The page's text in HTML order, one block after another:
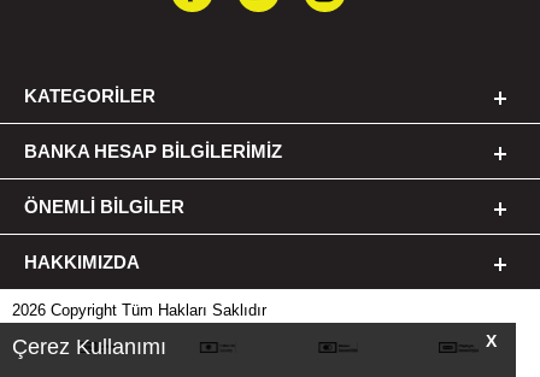
X
Çerez Kullanımı
KATEGORILER
BANKA HESAP BILGILERIMIZ
ÖNEMLI BILGILER
HAKKIMIZDA
2026 Copyright Tüm Hakları Saklıdır